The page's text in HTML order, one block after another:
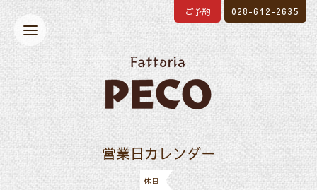
ご予約 028-612-2635
営業日カレンダー
休日